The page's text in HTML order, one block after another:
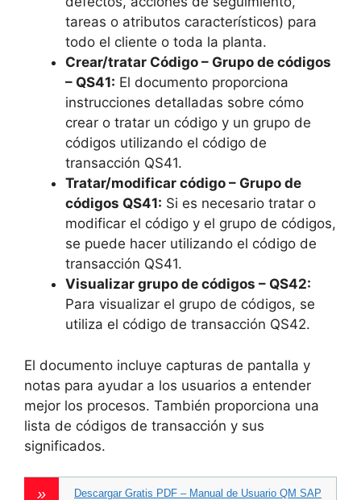
tareas o atributos característicos) para
todo el cliente o toda la planta.
Crear/tratar Código – Grupo de códigos
– QS41: El documento proporciona
instrucciones detalladas sobre cómo
crear o tratar un código y un grupo de
códigos utilizando el código de
transacción QS41.
Tratar/modificar código – Grupo de
códigos QS41: Si es necesario tratar o
modificar el código y el grupo de códigos,
se puede hacer utilizando el código de
transacción QS41.
Visualizar grupo de códigos – QS42:
Para visualizar el grupo de códigos, se
utiliza el código de transacción QS42.
El documento incluye capturas de pantalla y
notas para ayudar a los usuarios a entender
mejor los procesos. También proporciona una
lista de códigos de transacción y sus
significados.
Descargar Gratis PDF – Manual de Usuario QM SAP